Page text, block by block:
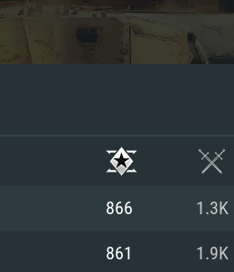
866 1.3K
861 1.9K